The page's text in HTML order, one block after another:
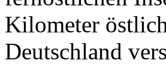
Kilometer
Deutschland